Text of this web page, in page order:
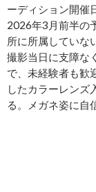
ーディション開催
2026年3月前半の
所に所属していな
撮影当日に支障な
で、未経験者も歓
したカラーレンズ
る。メガネ姿に自